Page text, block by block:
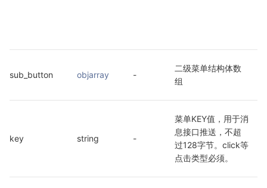
sub_button objarray -
二级菜单结构体数
组
key string -
菜单KEY值，用于消
息接口推送，不超
过128字节。click等
点击类型必须。